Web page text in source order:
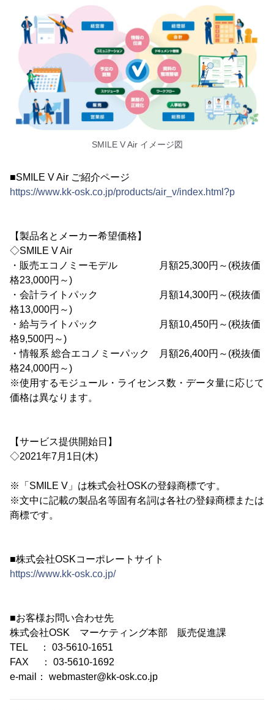
SMILE V Air イメージ図
■SMILE V Air ご紹介ページ
https://www.kk-osk.co.jp/products/air_v/index.html?p
【製品名とメーカー希望価格】
◇SMILE V Air
・販売エコノミーモデル 月額25,300円～(税抜価
格23,000円～)
・会計ライトパック 月額14,300円～(税抜価
格13,000円～)
・給与ライトパック 月額10,450円～(税抜価
格9,500円～)
・情報系 総合エコノミーパック 月額26,400円～(税抜価
格24,000円～)
※使用するモジュール・ライセンス数・データ量に応じて
価格は異なります。
【サービス提供開始日】
◇2021年7月1日(木)
※「SMILE V」は株式会社OSKの登録商標です。
※文中に記載の製品名等固有名詞は各社の登録商標または
商標です。
■株式会社OSKコーポレートサイト
https://www.kk-osk.co.jp/
■お客様お問い合わせ先
株式会社OSK マーケティング本部 販売促進課
TEL ： 03-5610-1651
FAX ： 03-5610-1692
e-mail： webmaster@kk-osk.co.jp